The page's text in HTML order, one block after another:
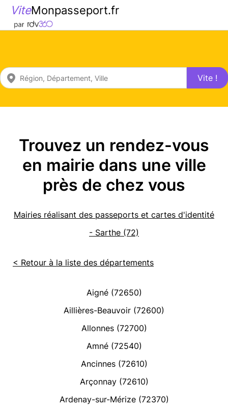
ViteMonpasseport.fr
Vite !
Trouvez un rendez-vous
en mairie dans une ville
près de chez vous
Mairies réalisant des passeports et cartes d'identité
- Sarthe (72)
< Retour à la liste des départements
Aigné (72650)
Aillières-Beauvoir (72600)
Allonnes (72700)
Amné (72540)
Ancinnes (72610)
Arçonnay (72610)
Ardenay-sur-Mérize (72370)